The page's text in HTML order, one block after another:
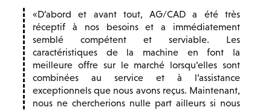
D’abord et avant tout, AG/CAD a été très
réceptif à nos besoins et a immédiatement
semblé compétent et serviable. Les
caractéristiques de la machine en font la
meilleure offre sur le marché lorsqu’elles sont
combinées au service et à l’assistance
exceptionnels que nous avons reçus. Maintenant,
nous ne chercherions nulle part ailleurs si nous